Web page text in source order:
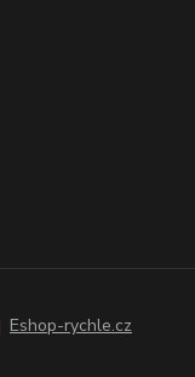
Eshop-rychle.cz